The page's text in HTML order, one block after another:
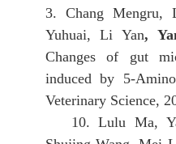
3. Chang
Yuhuai, Li Yan,
Changes of gut
induced by 5-
Veterinary Science,
10.Lulu Ma,